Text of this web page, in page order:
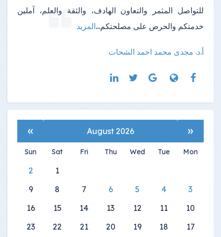
للتواصل المثمر والتعاون الهادف، والثقة والعلم، آملين
خدمتكم والحرص على مصلحتكم...المزيد
أ.د. مجدى محمد احمد الشحات
«
August 2026
»
Mon
Tue
Wed
Thu
Fri
Sat
Sun
1
2
3
4
5
6
7
8
9
10
11
12
13
14
15
16
17
18
19
20
21
22
23